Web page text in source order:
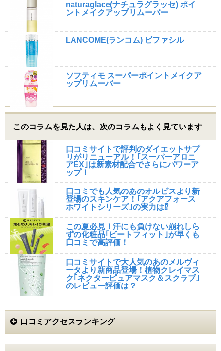
naturaglace(ナチュラグラッセ) ポイ
ントメイクアップリムーバー
LANCOME(ランコム) ビファシル
ソフティモ スーパーポイントメイクア
ップリムーバー
このコラムを見た人は、次のコラムもよく見ています
口コミサイトで評判のダイエットサプ
リがリニューアル！｢スーパーアロニ
アEX｣は新素材配合でさらにパワーア
ップ！
口コミでも人気のあのオルビスより新
登場のスキンケア！｢アクアフォース
ホワイトシリーズ｣の実力は⁉
この夏必見！汗にも負けない崩れしら
ずの化粧品｢ビートフィット｣が早くも
口コミで高評価！
口コミサイトで大人気のあのメルヴィ
ータより新商品登場！植物クレイマス
ク｢ネクターピュアマスク＆スクラブ｣
のレビュー評価は？
口コミアクセスランキング